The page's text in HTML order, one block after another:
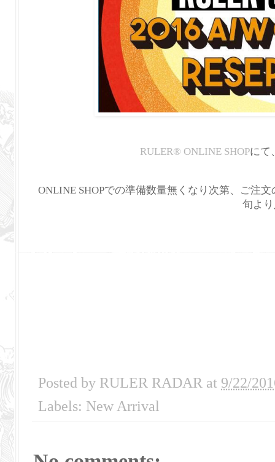
RULER® ONLINE SHOPにて
ONLINE SHOPでの準備数量無くなり次第、ご注
旬よ
Posted by RULER RADAR at 9/22/
Labels: New Arrival